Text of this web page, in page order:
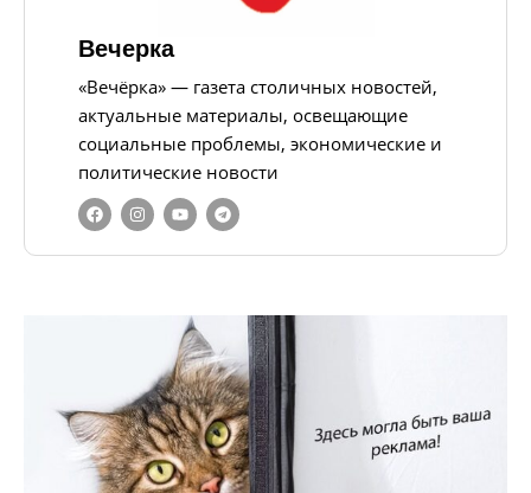
Вечерка
«Вечёрка» — газета столичных новостей,
актуальные материалы, освещающие
социальные проблемы, экономические и
политические новости